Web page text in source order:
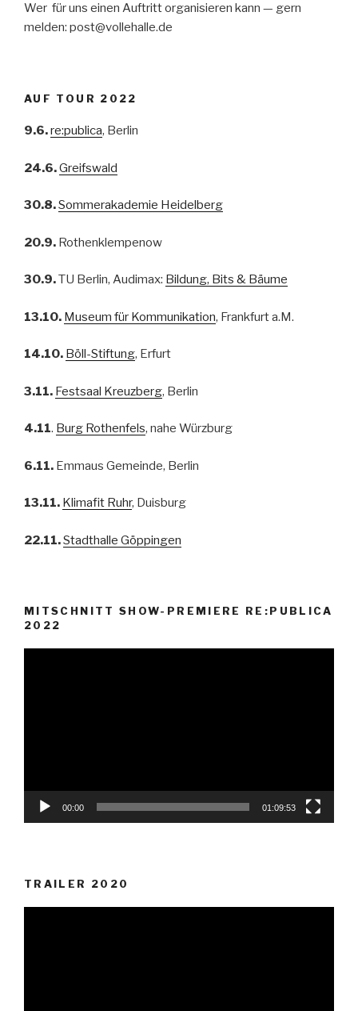
Wer für uns einen Auftritt organisieren kann — gern
melden: post@vollehalle.de
AUF TOUR 2022
9.6.re:publica, Berlin
24.6.Greifswald
30.8.Sommerakademie Heidelberg
20.9. Rothenklempenow
30.9.TU Berlin, Audimax: Bildung, Bits & Bäume
13.10. Museum für Kommunikation, Frankfurt a.M.
14.10. Böll-Stiftung, Erfurt
3.11. Festsaal Kreuzberg, Berlin
4.11. Burg Rothenfels, nahe Würzburg
6.11. Emmaus Gemeinde, Berlin
13.11. Klimafit Ruhr, Duisburg
22.11.Stadthalle Göppingen
MITSCHNITT SHOW-PREMIERE RE:PUBLICA
2022
00:00 01:09:53
TRAILER 2020